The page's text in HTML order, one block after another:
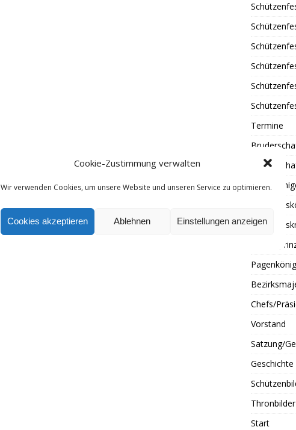
Cookie-Zustimmung verwalten
Wir verwenden Cookies, um unsere Website und unseren Service zu optimieren.
Cookies akzeptieren Ablehnen Einstellungen anzeigen
Termine
Chefs/
Vorstand
Satzung/
Geschichte
Thronbilder
Start